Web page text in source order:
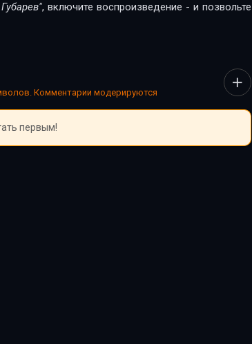
, включите воспроизведение - и позвольте
Комментарии модерируются
первым!